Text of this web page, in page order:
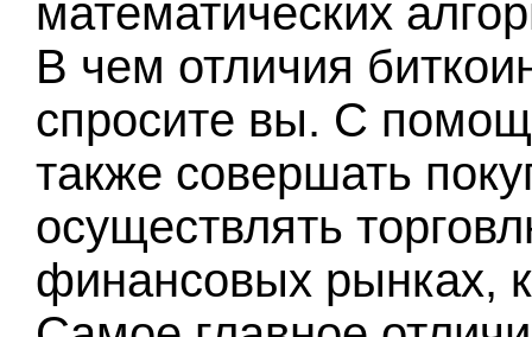
математических
В чем отличия
спросите вы. С
также совершать
осуществлять
финансовых рынках,